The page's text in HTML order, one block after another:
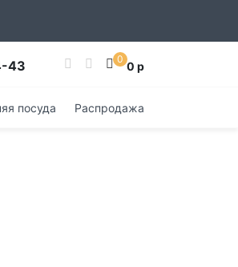
43 0 0 р
посуда Распродажа